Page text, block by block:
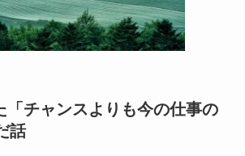
「チャンスよりも今の仕事の
話